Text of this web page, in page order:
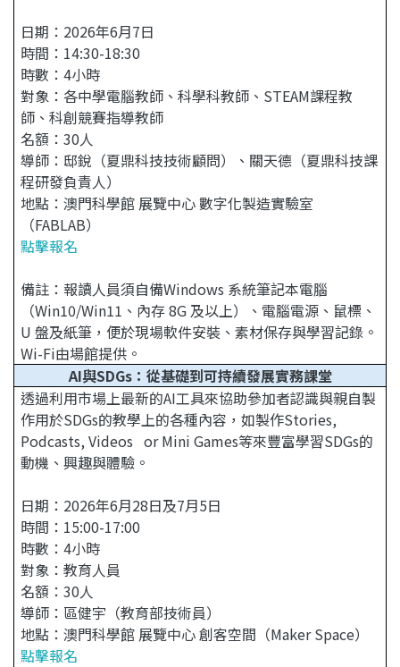
日期：2026年6月7日
時間：14:30-18:30
時數：4小時
對象：各中學電腦教師、科學科教師、STEAM課程教
師、科創競賽指導教師
名額：30人
導師：邸銳（夏鼎科技技術顧問）、關天德（夏鼎科技課
程研發負責人）
地點：澳門科學館 展覽中心 數字化製造實驗室
（FABLAB）
點擊報名
備註：報讀人員須自備Windows 系統筆記本電腦
（Win10/Win11、內存 8G 及以上）、電腦電源、鼠標、
U 盤及紙筆，便於現場軟件安裝、素材保存與學習記錄。
Wi-Fi由場館提供。
AI與SDGs：從基礎到可持續發展實務課堂
透過利用市場上最新的AI工具來協助參加者認識與親自製
作用於SDGs的教學上的各種內容，如製作Stories,
Podcasts, Videos or Mini Games等來豐富學習SDGs的
動機、興趣與體驗。
日期：2026年6月28日及7月5日
時間：15:00-17:00
時數：4小時
對象：教育人員
名額：30人
導師：區健宇（教育部技術員）
地點：澳門科學館 展覽中心 創客空間（Maker Space）
點擊報名